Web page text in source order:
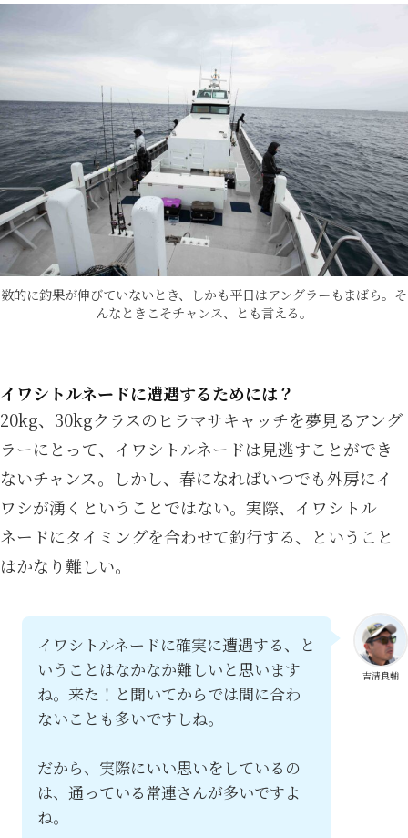
数的に釣果が伸びていないとき、しかも平日はアングラーもまばら。そ
んなときこそチャンス、とも言える。
イワシトルネードに遭遇するためには？
20kg、30kgクラスのヒラマサキャッチを夢見るアング
ラーにとって、イワシトルネードは見逃すことができ
ないチャンス。しかし、春になればいつでも外房にイ
ワシが湧くということではない。実際、イワシトル
ネードにタイミングを合わせて釣行する、ということ
はかなり難しい。
吉清良輔
イワシトルネードに確実に遭遇する、と
いうことはなかなか難しいと思います
ね。来た！と聞いてからでは間に合わ
ないことも多いですしね。
だから、実際にいい思いをしているの
は、通っている常連さんが多いですよ
ね。